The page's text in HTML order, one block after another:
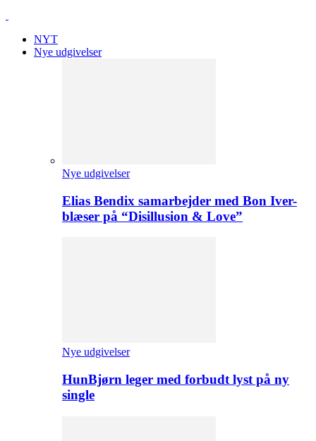
NYT
Nye udgivelser
Nye udgivelser
Elias Bendix samarbejder med Bon Iver-
blæser på “Disillusion & Love”
Nye udgivelser
HunBjørn leger med forbudt lyst på ny
single